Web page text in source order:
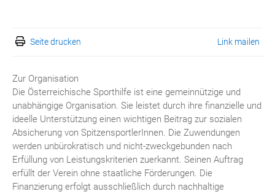
Seite drucken Link mailen
Zur Organisation
Die Österreichische Sporthilfe ist eine gemeinnützige und
unabhängige Organisation. Sie leistet durch ihre finanzielle und
ideelle Unterstützung einen wichtigen Beitrag zur sozialen
Absicherung von SpitzensportlerInnen. Die Zuwendungen
werden unbürokratisch und nicht-zweckgebunden nach
Erfüllung von Leistungskriterien zuerkannt. Seinen Auftrag
erfüllt der Verein ohne staatliche Förderungen. Die
Finanzierung erfolgt ausschließlich durch nachhaltige